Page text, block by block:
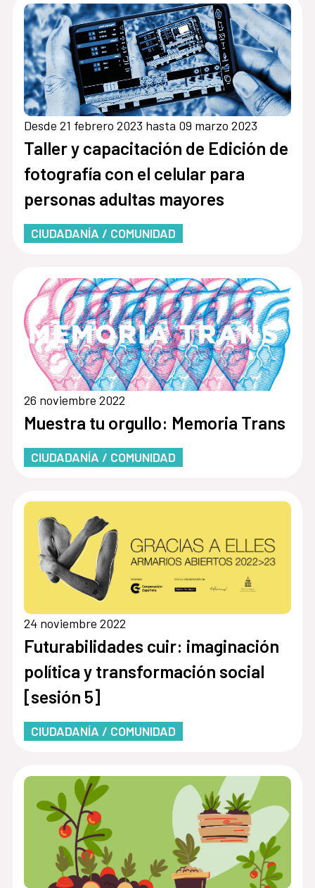
Desde 21 febrero 2023 hasta 09 marzo 2023
Taller y capacitación de Edición de
fotografía con el celular para
personas adultas mayores
CIUDADANÍA / COMUNIDAD
26 noviembre 2022
Muestra tu orgullo: Memoria Trans
CIUDADANÍA / COMUNIDAD
24 noviembre 2022
Futurabilidades cuir: imaginación
política y transformación social
[sesión 5]
CIUDADANÍA / COMUNIDAD